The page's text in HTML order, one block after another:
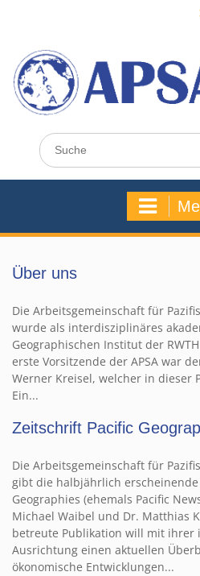
Search
for:
Über uns
Die Arbeitsgemeinschaft für
wurde als interdisziplinäres
Geographischen Institut der
erste Vorsitzende der APSA war
Werner Kreisel, welcher in dieser
Ein...
Zeitschrift Pacific
Die Arbeitsgemeinschaft für
gibt die halbjährlich
Geographies (ehemals Pacific
Michael Waibel und Dr. Matthias
betreute Publikation will mit ihrer
Ausrichtung einen aktuellen
ökonomische Entwicklungen...